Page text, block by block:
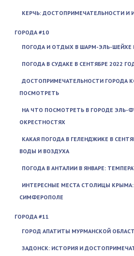
КЕРЧЬ: ДОСТОПРИМЕЧАТЕЛЬНОСТИ И
ГОРОДА #10
ПОГОДА И ОТДЫХ В ШАРМ-ЭЛЬ-ШЕЙХЕ
ПОГОДА В СУДАКЕ В СЕНТЯБРЕ 2022
ДОСТОПРИМЕЧАТЕЛЬНОСТИ ГОРОДА
ПОСМОТРЕТЬ
НА ЧТО ПОСМОТРЕТЬ В ГОРОДЕ ЭЛЬ-
ОКРЕСТНОСТЯХ
КАКАЯ ПОГОДА В ГЕЛЕНДЖИКЕ В
ВОДЫ И ВОЗДУХА
ПОГОДА В АНТАЛИИ В ЯНВАРЕ:
ИНТЕРЕСНЫЕ МЕСТА СТОЛИЦЫ
СИМФЕРОПОЛЕ
ГОРОДА #11
ГОРОД АПАТИТЫ МУРМАНСКОЙ
ЗАДОНСК: ИСТОРИЯ И